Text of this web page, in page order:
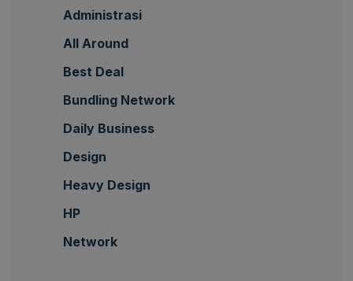
Administrasi
All Around
Best Deal
Bundling Network
Daily Business
Design
Heavy Design
HP
Network